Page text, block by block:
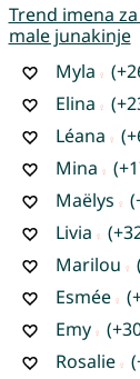
Trend imena
male junakinje
Myla
Elina
Léana
Mina
Maëlys
Livia
Marilou
Esmée
Emy
Rosalie